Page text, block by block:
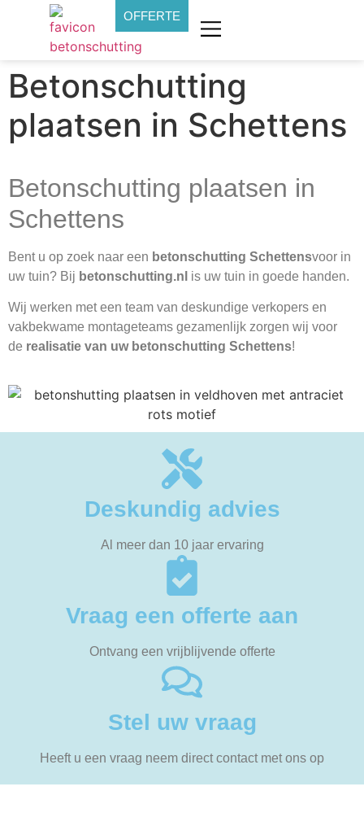
OFFERTE
Betonschutting
plaatsen in Schettens
Betonschutting plaatsen in
Schettens
Bent u op zoek naar een betonschutting Schettensvoor in
uw tuin? Bij betonschutting.nl is uw tuin in goede handen.
Wij werken met een team van deskundige verkopers en
vakbekwame montageteams gezamenlijk zorgen wij voor
de realisatie van uw betonschutting Schettens!
Deskundig advies
Al meer dan 10 jaar ervaring
Vraag een offerte aan
Ontvang een vrijblijvende offerte
Stel uw vraag
Heeft u een vraag neem direct contact met ons op